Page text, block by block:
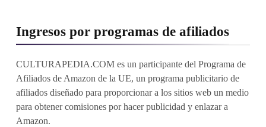
Ingresos por programas de afiliados
CULTURAPEDIA.COM es un participante del Programa de
Afiliados de Amazon de la UE, un programa publicitario de
afiliados diseñado para proporcionar a los sitios web un medio
para obtener comisiones por hacer publicidad y enlazar a
Amazon.